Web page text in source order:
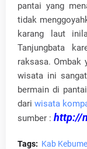
pantai yang
tidak
karang laut
Tanjungbata
raksasa. Ombak
wisata ini
bermain di
dari wisata
sumber : http://
Tags: Kab